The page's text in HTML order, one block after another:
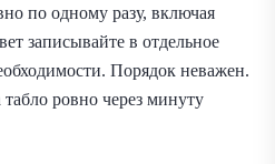
по одному разу, включая
записывайте в отдельное
Порядок неважен.
ровно через минуту